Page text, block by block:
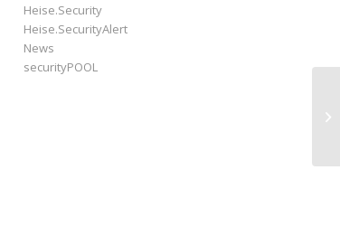
Heise.Security
Heise.SecurityAlert
News
securityPOOL